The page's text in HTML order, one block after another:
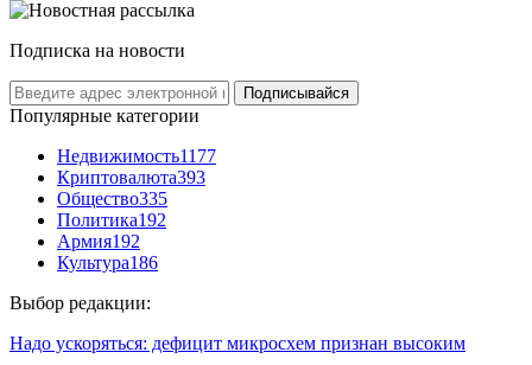
Подписка на новости
Подписывайся
Популярные категории
Недвижимость1177
Криптовалюта393
Общество335
Политика192
Армия192
Культура186
Выбор редакции:
Надо ускоряться: дефицит микросхем признан высоким